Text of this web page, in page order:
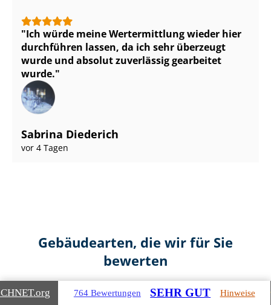
Ich würde meine Wertermittlung wieder hier
durchführen lassen, da ich sehr überzeugt
wurde und absolut zuverlässig gearbeitet
wurde.
Sabrina Diederich
vor 4 Tagen
Gebäudearten, die wir für Sie
bewerten
.org 764 Bewertungen SEHR GUT Hinweise